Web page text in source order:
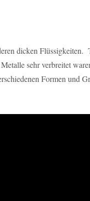
dicken Flüssigkeiten.
sehr verbreitet
Formen und